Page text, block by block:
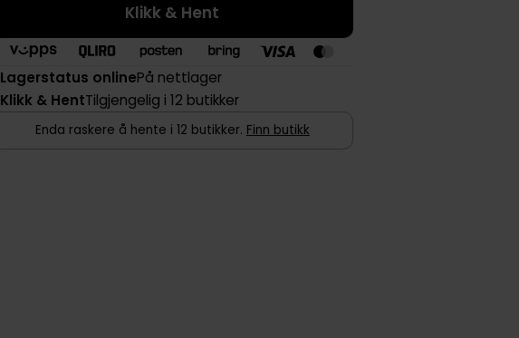
Klikk & Hent
Lagerstatus onlinePå nettlager
Klikk & HentTilgjengelig i 12 butikker
Enda raskere å hente i 12 butikker. Finn butikk